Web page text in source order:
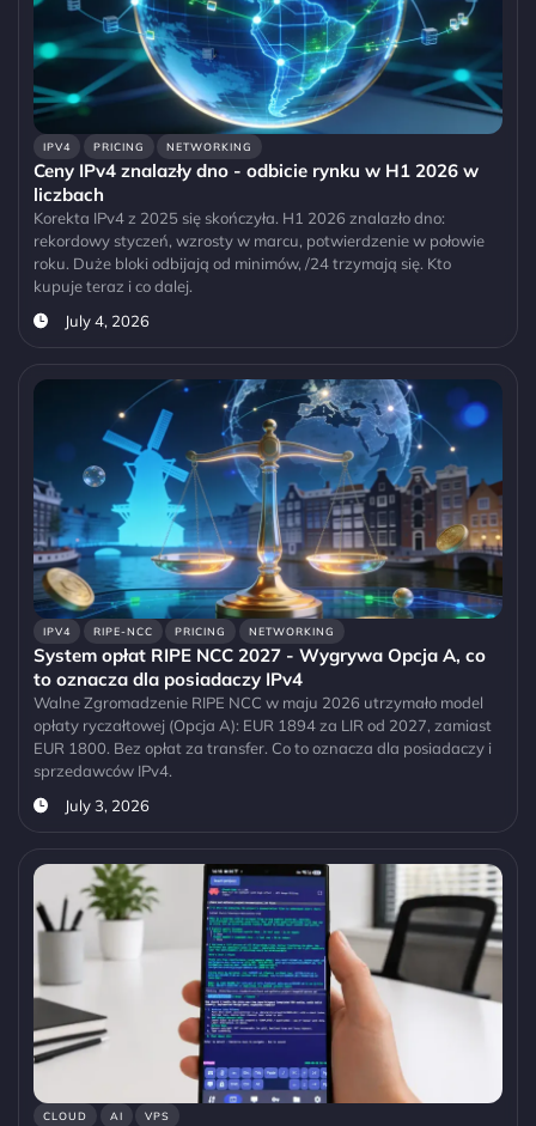
IPV4 PRICING NETWORKING
Ceny IPv4 znalazły dno - odbicie rynku w H1 2026 w
liczbach
Korekta IPv4 z 2025 się skończyła. H1 2026 znalazło dno:
rekordowy styczeń, wzrosty w marcu, potwierdzenie w połowie
roku. Duże bloki odbijają od minimów, /24 trzymają się. Kto
kupuje teraz i co dalej.
July 4, 2026
IPV4 RIPE-NCC PRICING NETWORKING
System opłat RIPE NCC 2027 - Wygrywa Opcja A, co
to oznacza dla posiadaczy IPv4
Walne Zgromadzenie RIPE NCC w maju 2026 utrzymało model
opłaty ryczałtowej (Opcja A): EUR 1894 za LIR od 2027, zamiast
EUR 1800. Bez opłat za transfer. Co to oznacza dla posiadaczy i
sprzedawców IPv4.
July 3, 2026
CLOUD AI VPS